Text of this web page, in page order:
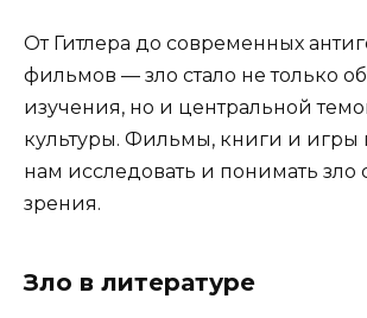
От Гитлера до современных
фильмов — зло стало не только
изучения, но и центральной
культуры. Фильмы, книги и игры
нам исследовать и понимать зло
зрения.
Зло в литературе